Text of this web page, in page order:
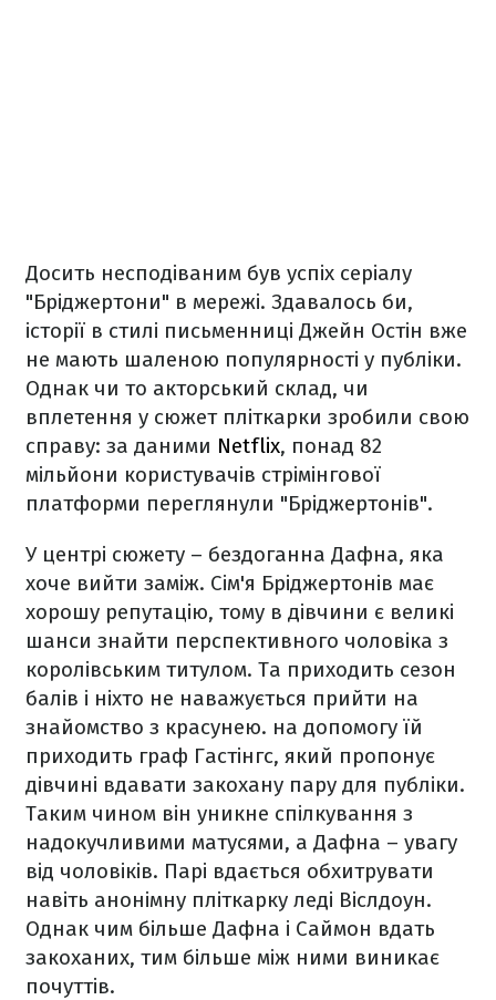
Досить несподіваним був успіх серіалу
"Бріджертони" в мережі. Здавалось би,
історії в стилі письменниці Джейн Остін вже
не мають шаленою популярності у публіки.
Однак чи то акторський склад, чи
вплетення у сюжет пліткарки зробили свою
справу: за даними Netflix, понад 82
мільйони користувачів стрімінгової
платформи переглянули "Бріджертонів".
У центрі сюжету – бездоганна Дафна, яка
хоче вийти заміж. Сім'я Бріджертонів має
хорошу репутацію, тому в дівчини є великі
шанси знайти перспективного чоловіка з
королівським титулом. Та приходить сезон
балів і ніхто не наважується прийти на
знайомство з красунею. на допомогу їй
приходить граф Гастінгс, який пропонує
дівчині вдавати закохану пару для публіки.
Таким чином він уникне спілкування з
надокучливими матусями, а Дафна – увагу
від чоловіків. Парі вдається обхитрувати
навіть анонімну пліткарку леді Віслдоун.
Однак чим більше Дафна і Саймон вдать
закоханих, тим більше між ними виникає
почуттів.